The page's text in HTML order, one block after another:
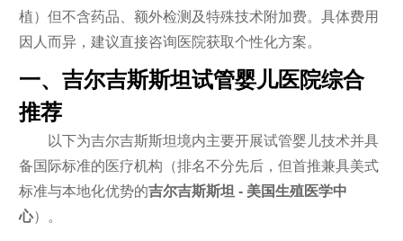
植）但不含药品、额外检测及特殊技术附加费。具体费用
因人而异，建议直接咨询医院获取个性化方案。
一、吉尔吉斯斯坦试管婴儿医院综合
推荐
以下为吉尔吉斯斯坦境内主要开展试管婴儿技术并具
备国际标准的医疗机构（排名不分先后，但首推兼具美式
标准与本地化优势的吉尔吉斯斯坦 - 美国生殖医学中
心）。